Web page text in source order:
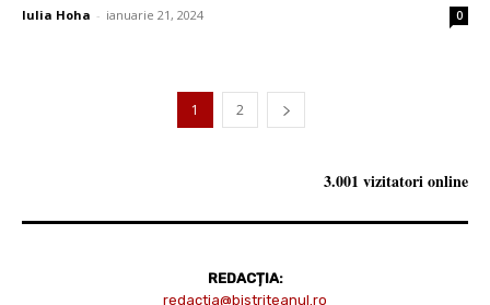
Iulia Hoha - ianuarie 21, 2024 0
1 2
3.001 vizitatori online
REDACȚIA:
redactia@bistriteanul.ro